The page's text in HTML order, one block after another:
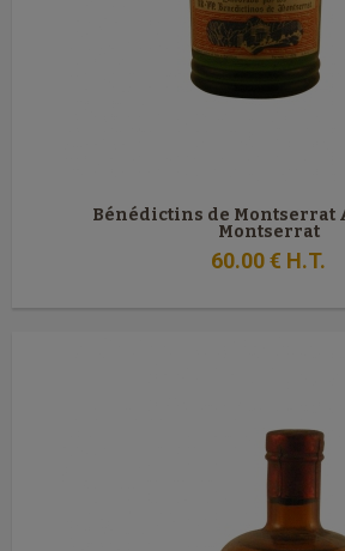
Bénédictins de Montserrat
Montserrat
60.00€ H.T.